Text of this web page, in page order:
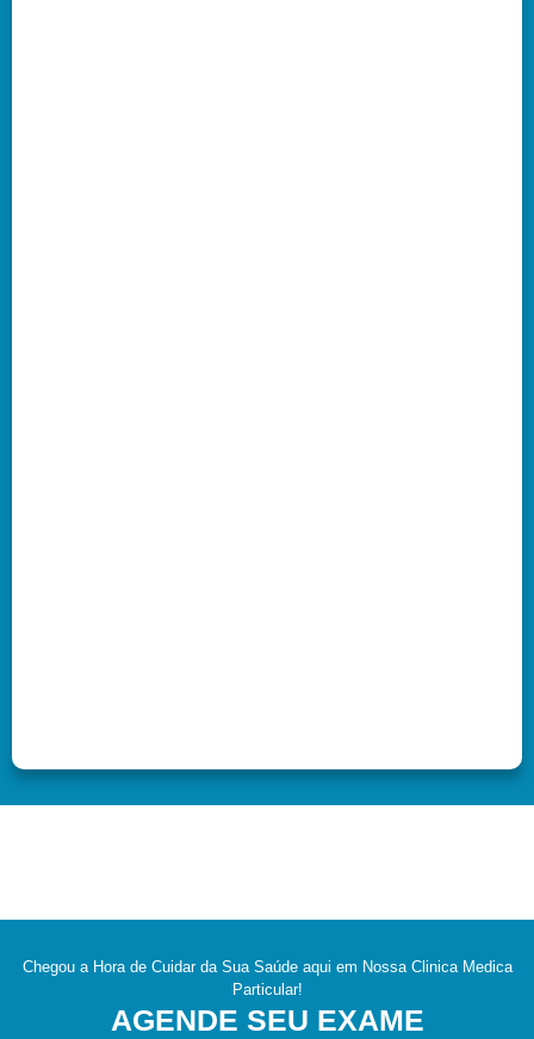
Chegou a Hora de Cuidar da Sua Saúde aqui em Nossa Clinica Medica
Particular!
AGENDE SEU EXAME